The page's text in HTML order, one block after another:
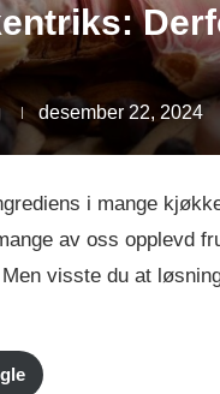
desember 22, 2024
i mange
av oss opplevd
visste du at